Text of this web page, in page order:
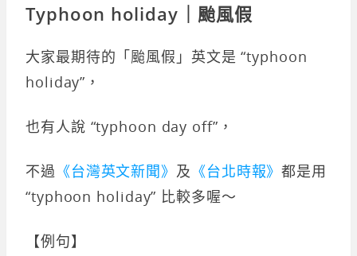
Typhoon holiday｜颱風假
大家最期待的「颱風假」英文是 “typhoon
holiday”，
也有人說 “typhoon day off”，
不過 《台灣英文新聞》 及 《台北時報》都是用
“typhoon holiday” 比較多喔～
【例句】